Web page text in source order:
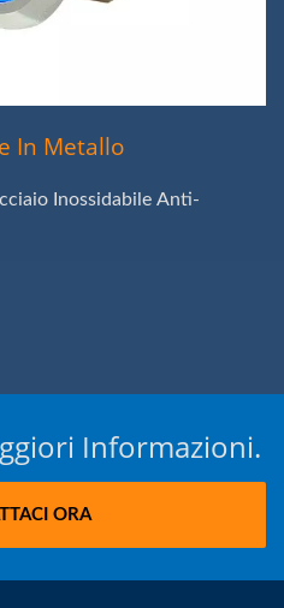
In Metallo
Inossidabile Anti-
Informazioni.
ORA